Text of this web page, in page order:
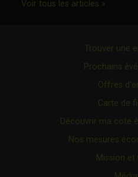
Voir tous les articles »Ce lien
Trouver une
Prochains
Offres
Carte de
Découvrir ma cote
Nos mesures
Mission et